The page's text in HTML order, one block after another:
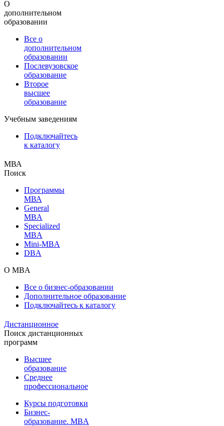
О
дополнительном
образовании
Все о
дополнительном
образовании
Послевузовское
образование
Второе
высшее
образование
Учебным заведениям
Подключайтесь
к каталогу
МВА
Поиск
Программы
МВА
General
MBA
Specialized
MBA
Mini-MBA
DBA
О MBA
Все о бизнес-образовании
Дополнительное образование
Подключайтесь к каталогу
Дистанционное
Поиск дистанционных
программ
Высшее
образование
Среднее
профессиональное
Курсы подготовки
Бизнес-
образование. MBA